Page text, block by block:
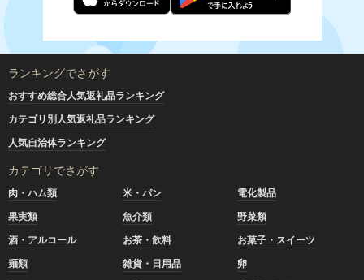
ランキングでさがす
おすすめ総合人気返礼品ランキング
カテゴリ別人気返礼品ランキング
人気自治体ランキング
カテゴリでさがす
肉・ハム類 米・パン
電化製品
果実類
魚介類
野菜類
酒・アルコール
お茶・飲料
お菓子・スイーツ
麺類
雑貨・日用品
卵